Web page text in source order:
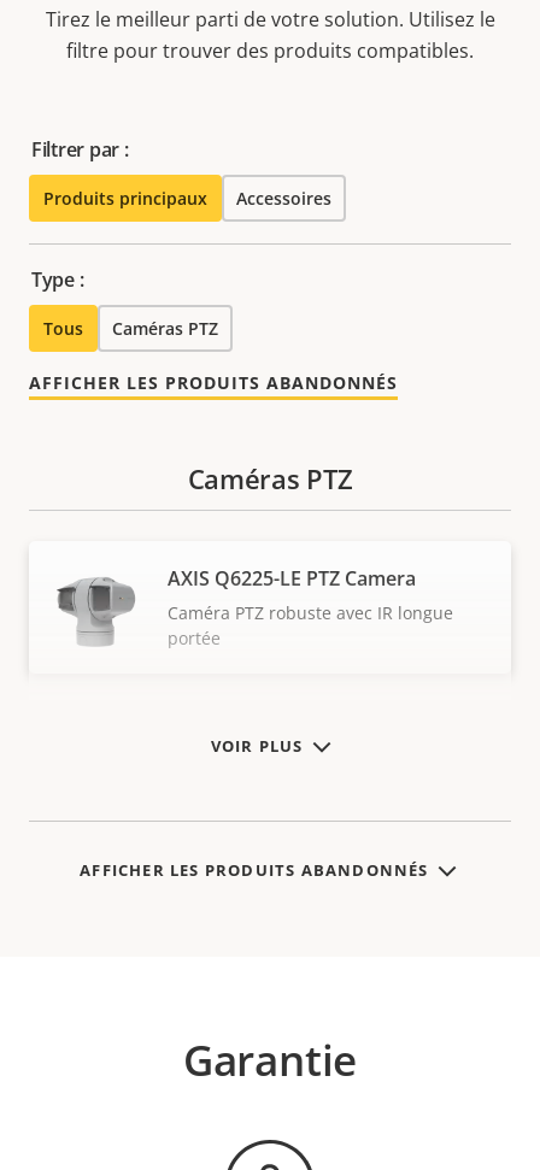
Tirez le meilleur parti de votre solution. Utilisez le
filtre pour trouver des produits compatibles.
Filtrer par :
Produits principaux Accessoires
Type :
Tous Caméras PTZ
AFFICHER LES PRODUITS ABANDONNÉS
VOIR PLUS
Caméras PTZ
AXIS Q6225-LE PTZ Camera
Caméra PTZ robuste avec IR longue
portée
AFFICHER LES PRODUITS ABANDONNÉS
Garantie